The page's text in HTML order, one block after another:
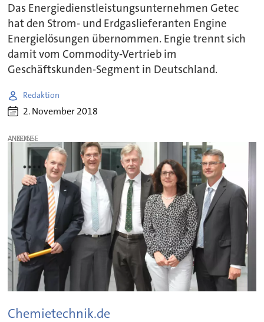
Das Energiedienstleistungsunternehmen Getec
hat den Strom- und Erdgaslieferanten Engine
Energielösungen übernommen. Engie trennt sich
damit vom Commodity-Vertrieb im
Geschäftskunden-Segment in Deutschland.
Redaktion
2. November 2018
ANZEIGE
Chemietechnik.de